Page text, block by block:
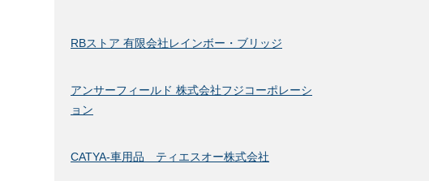
RBストア 有限会社レインボー・ブリッジ
アンサーフィールド 株式会社フジコーポレーシ
ョン
CATYA-車用品 ティエスオー株式会社